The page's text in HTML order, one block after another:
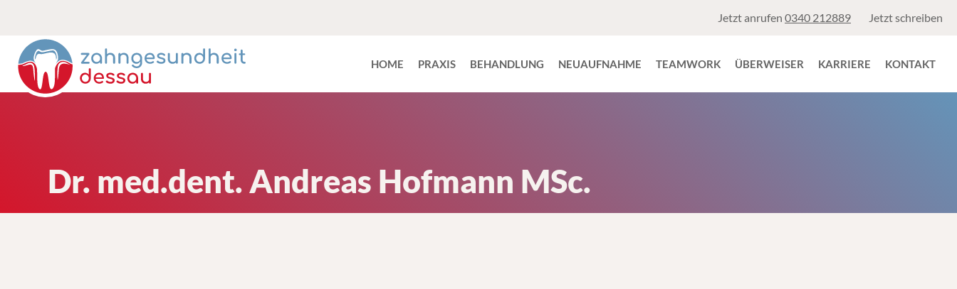
Jetzt anrufen 0340 212889 Jetzt schreiben
HOME PRAXIS BEHANDLUNG NEUAUFNAHME TEAMWORK ÜBERWEISER KARRIERE KONTAKT
Dr. med.dent. Andreas Hofmann MSc.